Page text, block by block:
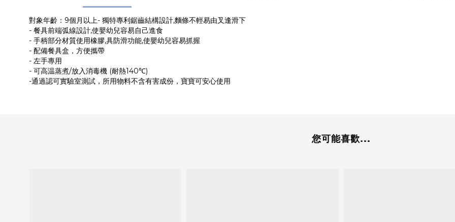
對象年齡：9個月以上- 獨特專利鋸齒結構設計,麵條不輕易由叉逢滑下
- 餐具前端弧線設計,使嬰幼兒容易自己進食
- 手柄部分材質使用橡膠,具防滑功能,使嬰幼兒容易抓握
- 配備餐具盒，方便攜帶
- 左手專用
- 可高温蒸煮/放入消毒機 (耐熱140℃)
-通過認可實驗室測試，所用物料不含有害成份，寶寶可安心使用
您可能喜歡...